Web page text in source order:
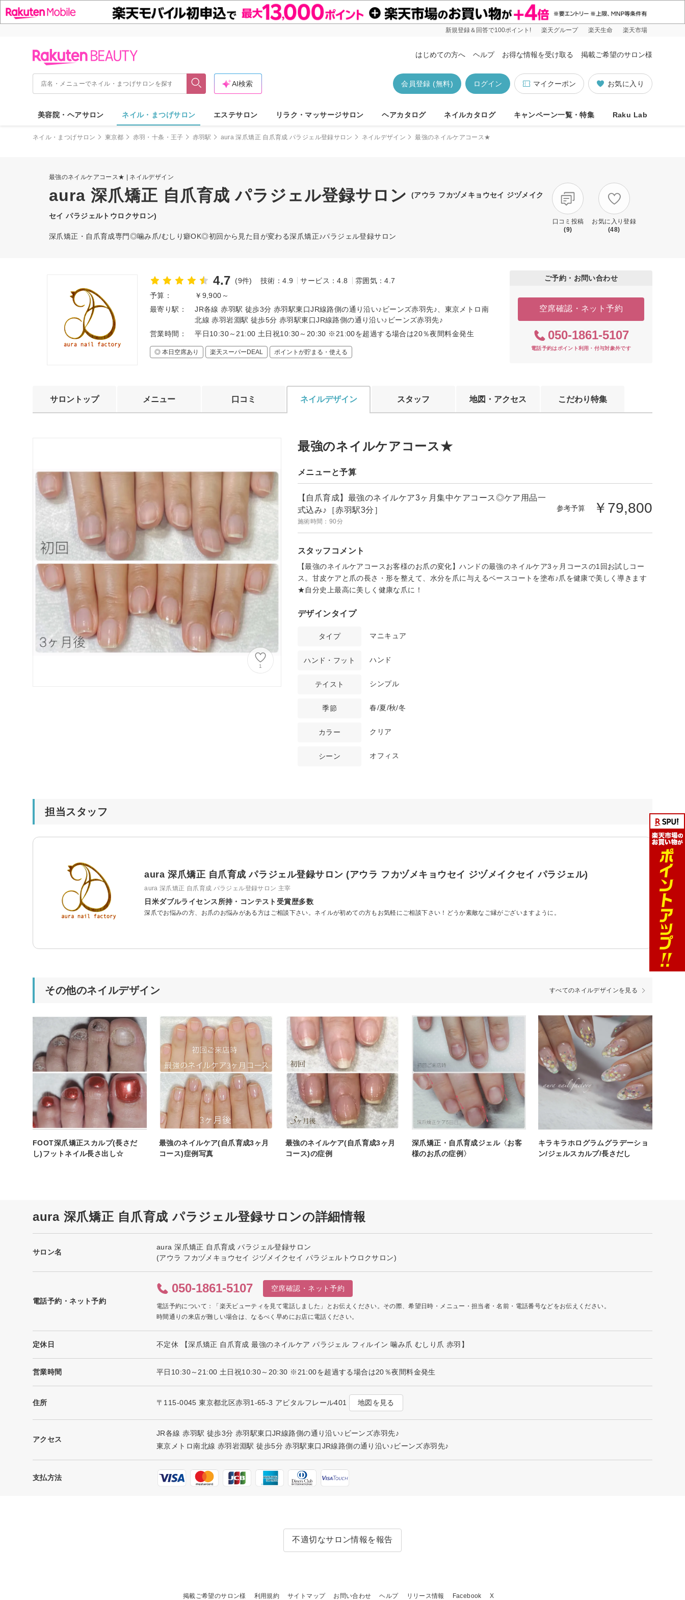
新規登録＆回答で100ポイント! 楽天グループ 楽天生命 楽天市場
はじめての方へ ヘルプ お得な情報を受け取る 掲載ご希望のサロン様
お気に入り
マイクーポン
ログイン
会員登録 (無料)
AI検索
美容院・ヘアサロン ネイル・まつげサロン エステサロン リラク・マッサージサロン ヘアカタログ ネイルカタログ キャンペーン一覧・特集 Raku Lab
ネイル・まつげサロン 東京都 赤羽・十条・王子 赤羽駅 aura 深爪矯正 自爪育成 パラジェル登録サロン ネイルデザイン 最強のネイルケアコース★
最強のネイルケアコース★ | ネイルデザイン
aura 深爪矯正 自爪育成 パラジェル登録サロン (アウラ フカヅメキョウセイ ジヅメイク
セイ パラジェルトウロクサロン)
深爪矯正・自爪育成専門◎噛み爪/むしり癖OK◎初回から見た目が変わる深爪矯正♪パラジェル登録サロン
口コミ投稿
(9)
お気に入り登録
(48)
4.7 (9件) 技術：4.9 サービス：4.8
雰囲気：4.7
予算：
￥9,900～
最寄り駅：
JR各線 赤羽駅 徒歩3分 赤羽駅東口JR線路側の通り沿い♪ビーンズ赤羽先♪、東京メトロ南
北線 赤羽岩淵駅 徒歩5分 赤羽駅東口JR線路側の通り沿い♪ビーンズ赤羽先♪
営業時間：
平日10:30～21:00 土日祝10:30～20:30 ※21:00を超過する場合は20％夜間料金発生
◎ 本日空席あり 楽天スーパーDEAL ポイントが貯まる・使える
ご予約・お問い合わせ
空席確認・ネット予約
050-1861-5107
電話予約はポイント利用・付与対象外です
サロントップ メニュー 口コミ ネイルデザイン スタッフ 地図・アクセス こだわり特集
1
最強のネイルケアコース★
メニューと予算
【自爪育成】最強のネイルケア3ヶ月集中ケアコース◎ケア用品一
式込み♪［赤羽駅3分］
施術時間：90分
参考予算 ￥79,800
スタッフコメント
【最強のネイルケアコースお客様のお爪の変化】ハンドの最強のネイルケア3ヶ月コースの1回お試しコー
ス。甘皮ケアと爪の長さ・形を整えて、水分を爪に与えるベースコートを塗布♪爪を健康で美しく導きます
★自分史上最高に美しく健康な爪に！
デザインタイプ
タイプ マニキュア
ハンド・フット ハンド
テイスト シンプル
季節 春/夏/秋/冬
カラー クリア
シーン オフィス
担当スタッフ
aura 深爪矯正 自爪育成 パラジェル登録サロン (アウラ フカヅメキョウセイ ジヅメイクセイ パラジェル)
aura 深爪矯正 自爪育成 パラジェル登録サロン 主宰
日米ダブルライセンス所持・コンテスト受賞歴多数
深爪でお悩みの方、お爪のお悩みがある方はご相談下さい。ネイルが初めての方もお気軽にご相談下さい！どうか素敵なご縁がございますように。
その他のネイルデザイン すべてのネイルデザインを見る
FOOT深爪矯正スカルプ(長さだ
し)フットネイル長さ出し☆
最強のネイルケア(自爪育成3ヶ月
コース)症例写真
最強のネイルケア(自爪育成3ヶ月
コース)の症例
深爪矯正・自爪育成ジェル〈お客
様のお爪の症例〉
キラキラホログラムグラデーショ
ン/ジェルスカルプ/長さだし
aura 深爪矯正 自爪育成 パラジェル登録サロンの詳細情報
サロン名
aura 深爪矯正 自爪育成 パラジェル登録サロン
(アウラ フカヅメキョウセイ ジヅメイクセイ パラジェルトウロクサロン)
電話予約・ネット予約
050-1861-5107 空席確認・ネット予約
電話予約について：「楽天ビューティを見て電話しました」とお伝えください。その際、希望日時・メニュー・担当者・名前・電話番号などをお伝えください。
時間通りの来店が難しい場合は、なるべく早めにお店に電話ください。
定休日 不定休 【深爪矯正 自爪育成 最強のネイルケア パラジェル フィルイン 噛み爪 むしり爪 赤羽】
営業時間 平日10:30～21:00 土日祝10:30～20:30 ※21:00を超過する場合は20％夜間料金発生
住所 〒115-0045 東京都北区赤羽1-65-3 アビタルフレール401 地図を見る
アクセス
JR各線 赤羽駅 徒歩3分 赤羽駅東口JR線路側の通り沿い♪ビーンズ赤羽先♪
東京メトロ南北線 赤羽岩淵駅 徒歩5分 赤羽駅東口JR線路側の通り沿い♪ビーンズ赤羽先♪
支払方法
不適切なサロン情報を報告
掲載ご希望のサロン様 利用規約 サイトマップ お問い合わせ ヘルプ リリース情報 Facebook X